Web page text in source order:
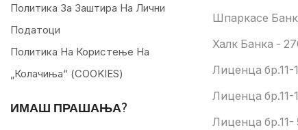
Политика За Заштира На Лични
Податоци
Политика На Користење На
„колачиња“ (COOKIES)
ИМАШ ПРАШАЊА?
Шпаркасе
Халк Банка -
Лиценца бр.11-
Лиценца бр.11-
Лиценца бр.11-